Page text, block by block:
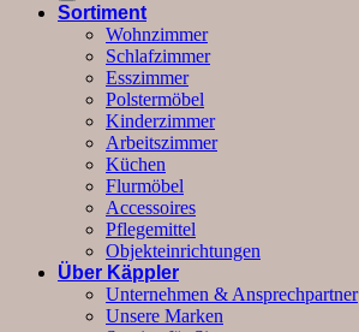
Sortiment
Wohnzimmer
Schlafzimmer
Esszimmer
Polstermöbel
Kinderzimmer
Arbeitszimmer
Küchen
Flurmöbel
Accessoires
Pflegemittel
Objekteinrichtungen
Über Käppler
Unternehmen & Ansprechpartner
Unsere Marken